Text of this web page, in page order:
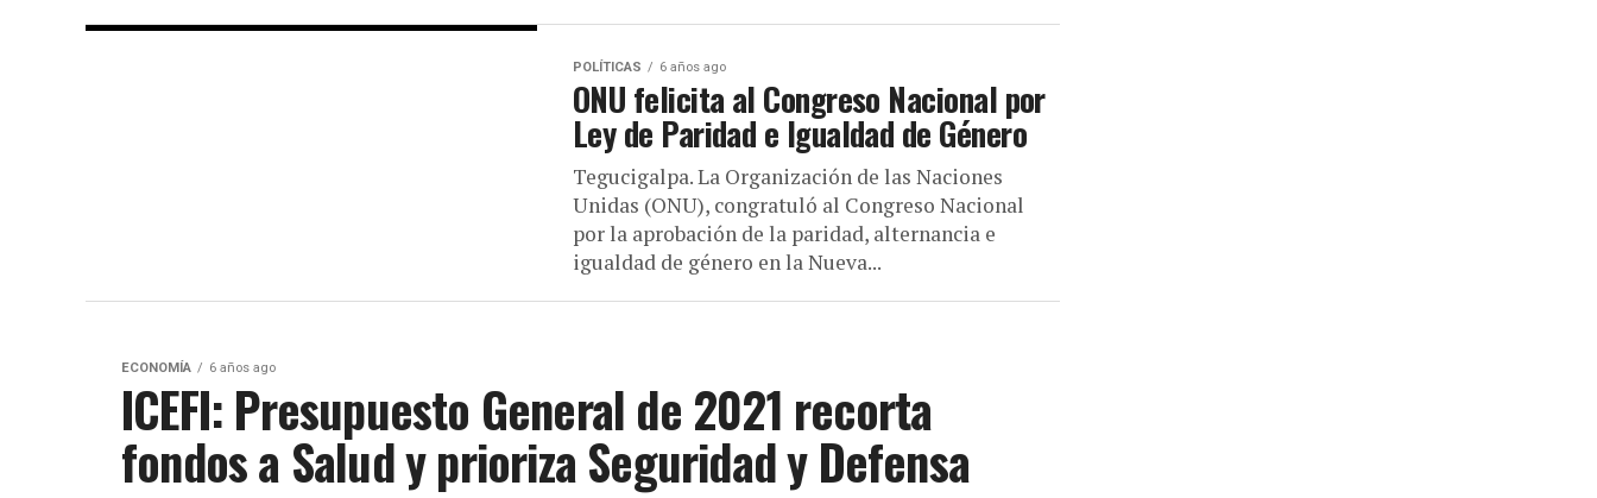
POLÍTICAS 6 años ago
ONU felicita al Congreso Nacional por
Ley de Paridad e Igualdad de Género
Tegucigalpa. La Organización de las Naciones
Unidas (ONU), congratuló al Congreso Nacional
por la aprobación de la paridad, alternancia e
igualdad de género en la Nueva...
ECONOMÍA 6 años ago
ICEFI: Presupuesto General de 2021 recorta
fondos a Salud y prioriza Seguridad y Defensa